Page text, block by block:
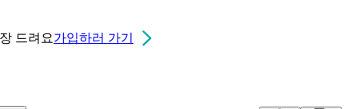
드려요가입하러 가기